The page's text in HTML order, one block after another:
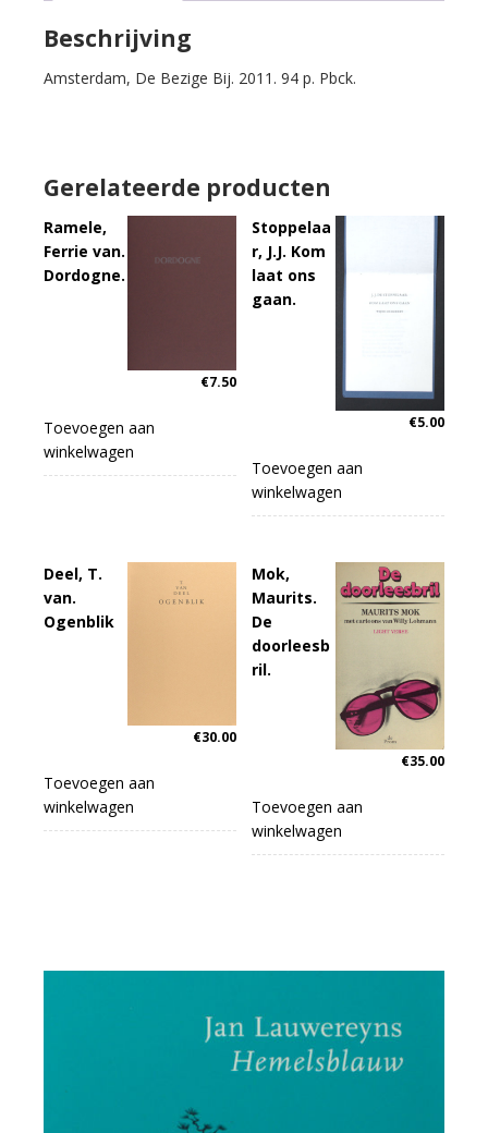
Beschrijving
Amsterdam, De Bezige Bij. 2011. 94 p. Pbck.
Gerelateerde producten
Ramele,
Ferrie van.
Dordogne.
€7.50
Toevoegen aan
winkelwagen
Stoppelaa
r, J.J. Kom
laat ons
gaan.
€5.00
Toevoegen aan
winkelwagen
Deel, T.
van.
Ogenblik
€30.00
Toevoegen aan
winkelwagen
Mok,
Maurits.
De
doorleesb
ril.
€35.00
Toevoegen aan
winkelwagen